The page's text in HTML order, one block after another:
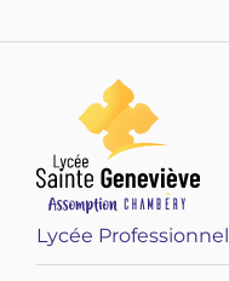
Lycée Professionnel